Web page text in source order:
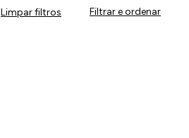
Limpar filtros Filtrar e ordenar